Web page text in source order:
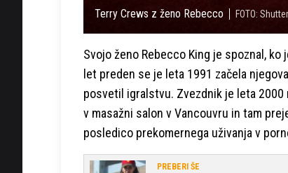
Terry Crews z ženo Rebecco FOTO:
Svojo ženo Rebecco King je spoznal,
let preden se je leta 1991 začela
posvetil igralstvu. Zvezdnik je leta 2000
v masažni salon v Vancouvru in tam
posledico prekomernega uživanja v
PREBERI ŠE